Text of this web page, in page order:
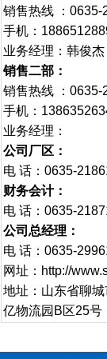
销售热线 ：0635-
手机：
业务经理：韩俊杰
销售二部：
销售热线 ：0635-
手机：
业务经理：
公司厂区：
电 话：0635-
财务会计：
电 话：0635-
公司总经理：
电 话：0635-
网址：http://
地址：山东省聊
亿物流园B区25号